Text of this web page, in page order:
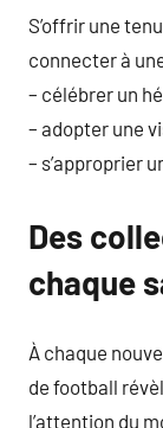
S’offrir une
connecter à
– célébrer un
– adopter une
– s’approprier
Des
chaque
À chaque
de football
l’attention du